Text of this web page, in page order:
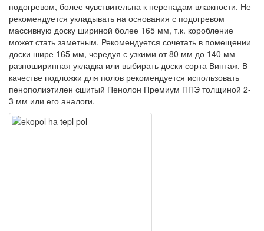
подогревом, более чувствительна к перепадам влажности. Не
рекомендуется укладывать на основания с подогревом
массивную доску шириной более 165 мм, т.к. коробление
может стать заметным. Рекомендуется сочетать в помещении
доски шире 165 мм, чередуя с узкими от 80 мм до 140 мм -
разноширинная укладка или выбирать доски сорта Винтаж. В
качестве подложки для полов рекомендуется использовать
пенополиэтилен сшитый Пенолон Премиум ППЭ толщиной 2-
3 мм или его аналоги.